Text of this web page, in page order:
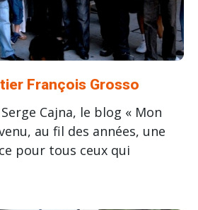
François Grosso
Cajna, le blog « Mon
au fil des années, une
pour tous ceux qui